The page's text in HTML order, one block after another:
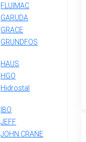
FLUIMAC
GARUDA
GRACE
GRUNDFOS
HAUS
HGO
Hidrostal
IBO
JEFF
JOHN CRANE